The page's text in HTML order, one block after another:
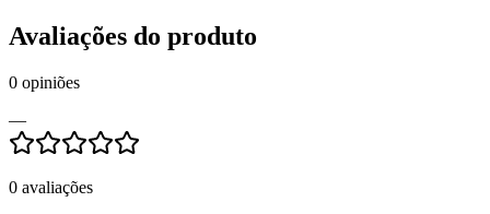
Avaliações do produto
0 opiniões
—
0 avaliações